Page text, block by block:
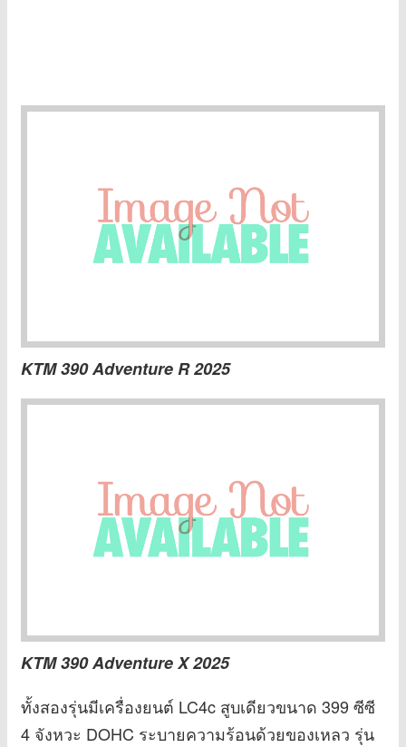
KTM 390 Adventure R 2025
KTM 390 Adventure X 2025
ทั้งสองรุ่นมีเครื่องยนต์ LC4c สูบเดียวขนาด 399 ซีซี
4 จังหวะ DOHC ระบายความร้อนด้วยของเหลว รุ่น